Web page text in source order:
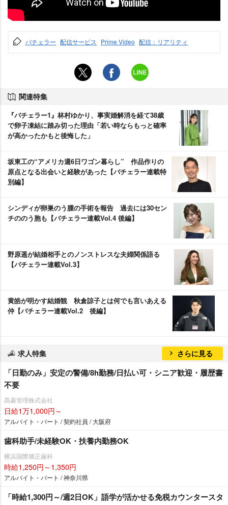
バチェラー 配信サービス Prime Video 配信：リアリティ
関連特集
『バチェラー1』林村ゆかり、事実婚解消を経て38歳
で卵子凍結に踏み切った理由「若い時ならもっと確率
が高かったかもと後悔した」
坂東工の“アメリカ週6日ワゴン暮らし” 作品作りの
原点となる出会いと経験があった【バチェラー連載特
別編】
シンディが卵巣のう腫の手術を報告 過去には30セン
チののう胞も【バチェラー連載Vol.4 後編】
野原遥が結婚相手とのノンストレスな夫婦関係語る
【バチェラー連載Vol.3】
黄皓が明かす結婚観 秋倉諒子とは何でも言いあえる
仲【バチェラー連載Vol.2 後編】
求人特集 さらに見る
「日勤のみ」安定の警備/8h勤務/日払い可・シニア歓迎・履歴書
不要
髙菱管理株式会社
日給1万1,000円～
アルバイト・パート / 契約社員 / 大阪府
歯科助手/未経験OK・扶養内勤務OK
横浜国際矯正歯科
時給1,250円～1,350円
アルバイト・パート / 神奈川県
「時給1,300円～/週2日OK」語学が活かせる免税カウンタースタ